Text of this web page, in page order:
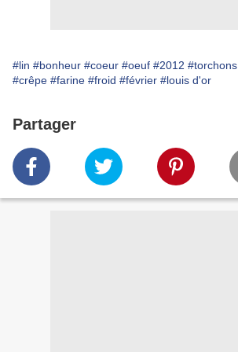
#lin #bonheur #coeur #oeuf #2012 #torchons
#crêpe #farine #froid #février #louis d'or
Partager